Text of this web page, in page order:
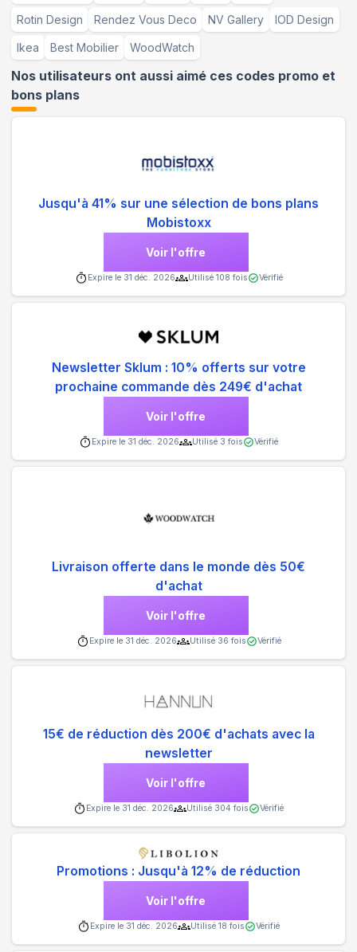
Rotin Design Rendez Vous Deco NV Gallery IOD Design
Ikea Best Mobilier WoodWatch
Nos utilisateurs ont aussi aimé ces codes promo et
bons plans
Jusqu'à 41% sur une sélection de bons plans
Mobistoxx
Voir l'offre
Expire le 31 déc. 2026 Utilisé 108 fois Vérifié
Newsletter Sklum : 10% offerts sur votre
prochaine commande dès 249€ d'achat
Voir l'offre
Expire le 31 déc. 2026 Utilisé 3 fois Vérifié
Livraison offerte dans le monde dès 50€
d'achat
Voir l'offre
Expire le 31 déc. 2026 Utilisé 36 fois Vérifié
15€ de réduction dès 200€ d'achats avec la
newsletter
Voir l'offre
Expire le 31 déc. 2026 Utilisé 304 fois Vérifié
Promotions : Jusqu'à 12% de réduction
Voir l'offre
Expire le 31 déc. 2026 Utilisé 18 fois Vérifié